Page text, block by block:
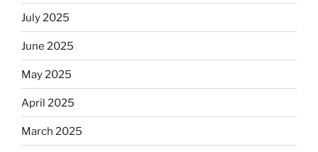
July 2025
June 2025
May 2025
April 2025
March 2025